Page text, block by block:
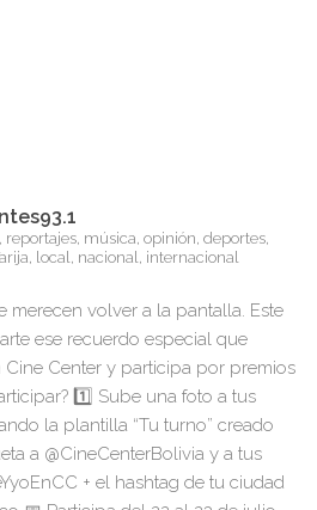
reportajes, música, opinión, deportes,
local, nacional, internacional